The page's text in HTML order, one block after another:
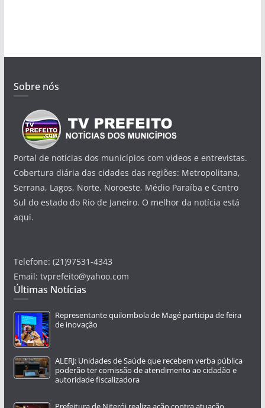
Sobre nós
Portal de notícias dos municípios com videos e entrevistas.
Cobertura diária das cidades das regiões: Metropolitana,
Serrana, Lagos, Norte, Noroeste, Médio Paraíba e Centro
Sul do estado do Rio de Janeiro. O melhor da notícia está
aqui.
Telefone: (21)97531-4343
Email: tvprefeito@yahoo.com
Últimas Notícias
Representante quilombola de Magé participa de feira
de inovação
ALERJ: Unidades de Saúde que recebem verba pública
poderão ter comissão de atendimento ao cidadão e
autoridade fiscalizadora